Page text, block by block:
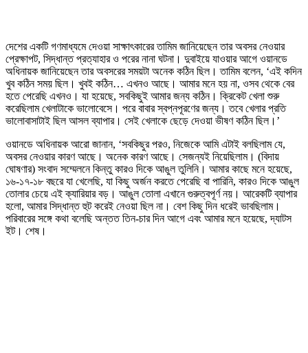
দেশের একটি গণমাধ্যমে দেওয়া সাক্ষাৎকারের তামিম জানিয়েছেন তার অবসর নেওয়ার
প্রেক্ষাপট, সিদ্ধান্ত প্রত্যাহার ও পরের নানা ঘটনা। দুবাইয়ে যাওয়ার আগে ওয়ানডে
অধিনায়ক জানিয়েছেন তার অবসরের সময়টা অনেক কঠিন ছিল। তামিম বলেন, ‘এই কদিন
খুব কঠিন সময় ছিল। খুবই কঠিন… এখনও আছে। আমার মনে হয় না, ওসব থেকে বের
হতে পেরেছি এখনও। যা হয়েছে, সবকিছুই আমার জন্য কঠিন। ক্রিকেট খেলা শুরু
করেছিলাম খেলাটাকে ভালোবেসে। পরে বাবার স্বপ্নপূরণের জন্য। তবে খেলার প্রতি
ভালোবাসাটাই ছিল আসল ব্যাপার। সেই খেলাকে ছেড়ে দেওয়া ভীষণ কঠিন ছিল।’
ওয়ানডে অধিনায়ক আরো জানান, ‘সবকিছুর পরও, নিজেকে আমি এটাই বলছিলাম যে,
অবসর নেওয়ার কারণ আছে। অনেক কারণ আছে। সেজন্যই নিয়েছিলাম। (বিদায়
ঘোষণার) সংবাদ সম্মেলনে কিন্তু কারও দিকে আঙুল তুলিনি। আমার কাছে মনে হয়েছে,
১৬-১৭-১৮ বছরে যা খেলেছি, যা কিছু অর্জন করতে পেরেছি বা পারিনি, কারও দিকে আঙুল
তোলার চেয়ে এই ক্যারিয়ার বড়। আঙুল তোলা এখানে গুরুত্বপূর্ণ নয়। আরেকটি ব্যাপার
হলো, আমার সিদ্ধান্ত হুট করেই নেওয়া ছিল না। বেশ কিছু দিন ধরেই ভাবছিলাম।
পরিবারের সঙ্গে কথা বলেছি অন্তত তিন-চার দিন আগে এবং আমার মনে হয়েছে, দ্যাটস
ইট। শেষ।